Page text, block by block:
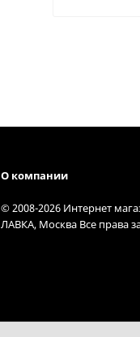
О компании
© 2008-2026 Интернет
ЛАВКА, Москва Все права